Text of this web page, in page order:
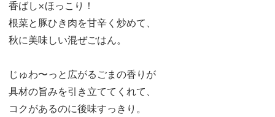
香ばし×ほっこり！
根菜と豚ひき肉を甘辛く炒めて、
秋に美味しい混ぜごはん。
じゅわ〜っと広がるごまの香りが
具材の旨みを引き立ててくれて、
コクがあるのに後味すっきり。